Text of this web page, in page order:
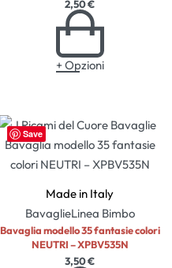
2,50€
+ Opzioni
Save
Made in Italy
BavaglieLinea Bimbo
Bavaglia modello 35 fantasie colori
NEUTRI – XPBV535N
3,50€